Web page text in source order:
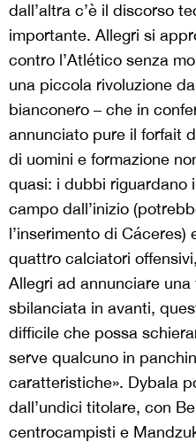
dall’altra c’è il discorso
importante. Allegri si
contro l’Atlético senza
una piccola rivoluzione
bianconero – che in
annunciato pure il forfait
di uomini e formazione
quasi: i dubbi riguardano
campo dall’inizio
l’inserimento di Cáceres)
quattro calciatori
Allegri ad annunciare
sbilanciata in avanti,
difficile che possa
serve qualcuno in
caratteristiche». Dybala
dall’undici titolare, con
centrocampisti e